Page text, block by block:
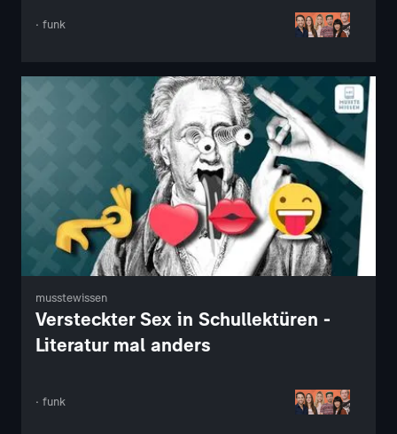
· funk
musstewissen
Versteckter Sex in Schullektüren -
Literatur mal anders
· funk